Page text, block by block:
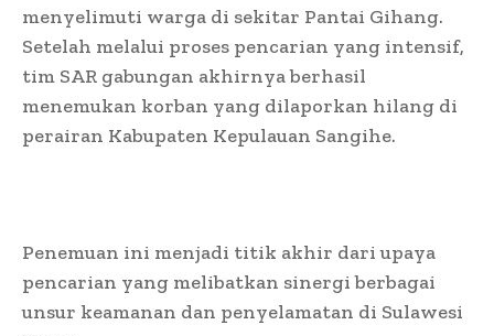
menyelimuti warga di sekitar Pantai Gihang.
Setelah melalui proses pencarian yang intensif,
tim SAR gabungan akhirnya berhasil
menemukan korban yang dilaporkan hilang di
perairan Kabupaten Kepulauan Sangihe.
Penemuan ini menjadi titik akhir dari upaya
pencarian yang melibatkan sinergi berbagai
unsur keamanan dan penyelamatan di Sulawesi